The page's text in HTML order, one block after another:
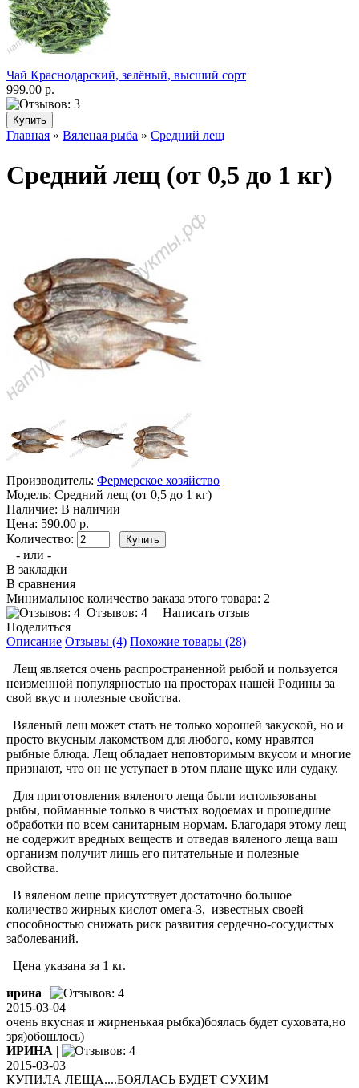
Чай Краснодарский, зелёный, высший сорт
999.00 р.
Главная » Вяленая рыба » Средний лещ
Средний лещ (от 0,5 до 1 кг)
Производитель: Фермерское хозяйство
Модель: Средний лещ (от 0,5 до 1 кг)
Наличие: В наличии
Цена: 590.00 р.
Количество:
- или -
В закладки
В сравнения
Минимальное количество заказа этого товара: 2
Отзывов: 4 | Написать отзыв
Поделиться
Описание Отзывы (4) Похожие товары (28)
Лещ является очень распространенной рыбой и пользуется
неизменной популярностью на просторах нашей Родины за
свой вкус и полезные свойства.
Вяленый лещ может стать не только хорошей закуской, но и
просто вкусным лакомством для любого, кому нравятся
рыбные блюда. Лещ обладает неповторимым вкусом и многие
признают, что он не уступает в этом плане щуке или судаку.
Для приготовления вяленого леща были использованы
рыбы, пойманные только в чистых водоемах и прошедшие
обработки по всем санитарным нормам. Благодаря этому лещ
не содержит вредных веществ и отведав вяленого леща ваш
организм получит лишь его питательные и полезные
свойства.
В вяленом леще присутствует достаточно большое
количество жирных кислот омега-3, известных своей
способностью снижать риск развития сердечно-сосудистых
заболеваний.
Цена указана за 1 кг.
ирина |
2015-03-04
очень вкусная и жирненькая рыбка)боялась будет суховата,но
зря)обошлось)
ИРИНА |
2015-03-03
КУПИЛА ЛЕЩА....БОЯЛАСЬ БУДЕТ СУХИМ